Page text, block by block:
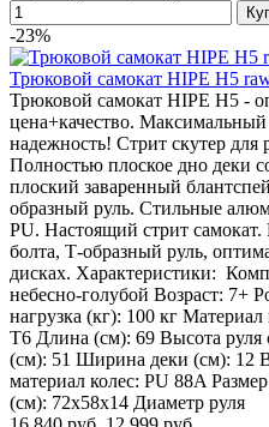
-23%
Трюковой самокат HIPE H5
Трюковой самокат HIPE H5 -
цена+качество. Максимальный
надежность! Cтрит скутер для
Полностью плоское дно деки
плоский заваренный
образный руль. Стильные
PU. Настоящий стрит
болта, Т-образный руль,
дисках. Характеристики:
небесно-голубой Возраст: 7+
нагрузка (кг): 100 кг
T6 Длина (см): 69 Высота руля
(см): 51 Ширина деки (см): 12
материал колес: PU 88A
(см): 72x58x14 Диаметр руля